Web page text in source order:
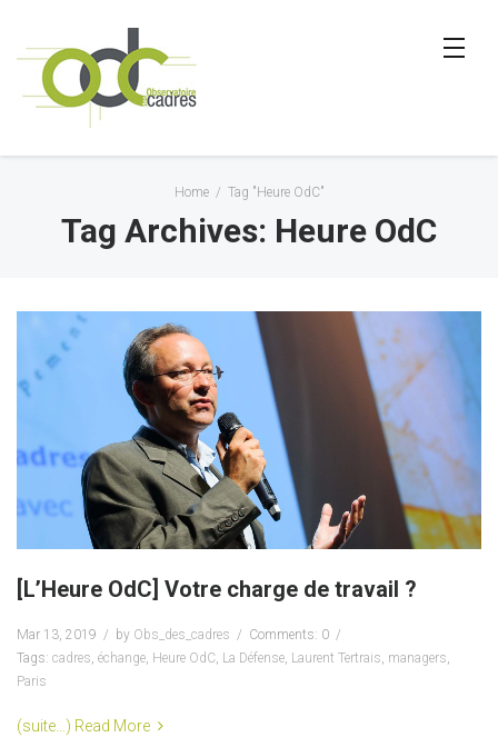
Home / Tag "Heure OdC"
Tag Archives: Heure OdC
[L’Heure OdC] Votre charge de travail ?
Mar 13, 2019 by Obs_des_cadres
Comments: 0
Tags: cadres, échange, Heure OdC, La Défense, Laurent Tertrais, managers,
Paris
(suite…) Read More